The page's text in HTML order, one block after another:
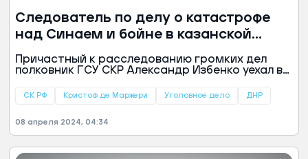
Следователь по делу о катастрофе
над Синаем и бойне в казанской
гимназии прятался в Донецке от
преследования за растрату
Причастный к расследованию громких дел
полковник ГСУ СКР Александр Избенко уехал в
грозящем ему уголовном преследовании.
СК РФ Кристоф де Маржери Уголовное дело ДНР
08 апреля 2024, 04:34